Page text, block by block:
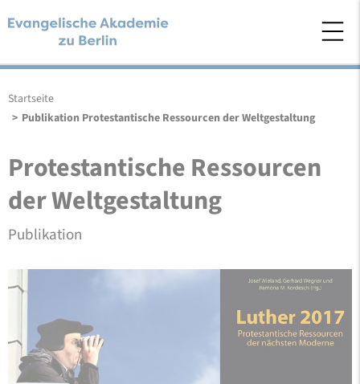
Startseite
> Publikation Protestantische Ressourcen der Weltgestaltung
Protestantische Ressourcen
der Weltgestaltung
Publikation